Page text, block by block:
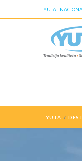
YUTA -
YUTA